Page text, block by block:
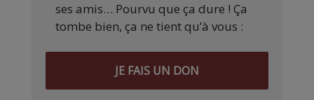
ses amis… Pourvu que ça dure ! Ça
tombe bien, ça ne tient qu’à vous :
JE FAIS UN DON